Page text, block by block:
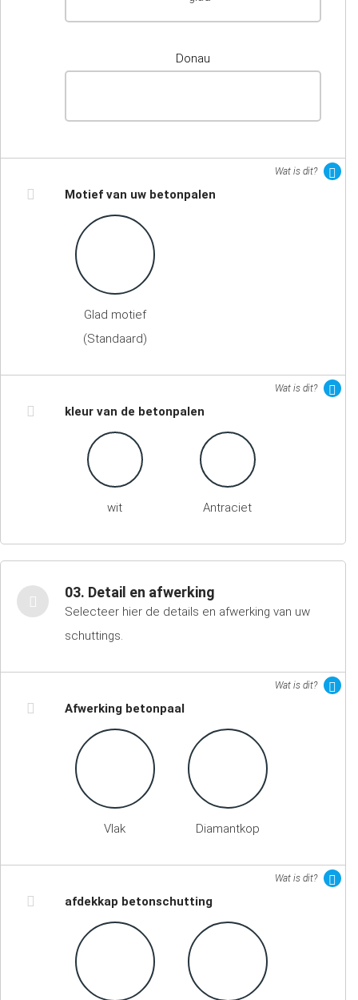
Donau
Wat is dit?
Motief van uw betonpalen
Glad motief
(Standaard)
Wat is dit?
kleur van de betonpalen
wit Antraciet
03. Detail en afwerking
Selecteer hier de details en afwerking van uw
schuttings.
Wat is dit?
Afwerking betonpaal
Vlak Diamantkop
Wat is dit?
afdekkap betonschutting